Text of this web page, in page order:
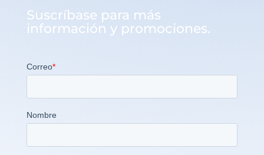
Suscríbase para más
información y promociones.